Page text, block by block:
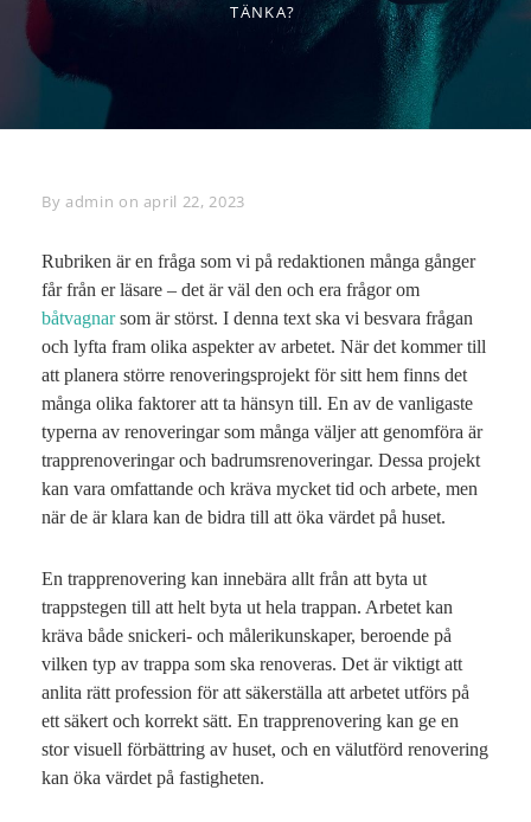
TÄNKA?
By Byline
admin on april 22, 2023
Rubriken är en fråga som vi på redaktionen många gånger
får från er läsare – det är väl den och era frågor om
båtvagnarsom är störst. I denna text ska vi besvara frågan
och lyfta fram olika aspekter av arbetet. När det kommer till
att planera större renoveringsprojekt för sitt hem finns det
många olika faktorer att ta hänsyn till. En av de vanligaste
typerna av renoveringar som många väljer att genomföra är
trapprenoveringar och badrumsrenoveringar. Dessa projekt
kan vara omfattande och kräva mycket tid och arbete, men
när de är klara kan de bidra till att öka värdet på huset.
En trapprenovering kan innebära allt från att byta ut
trappstegen till att helt byta ut hela trappan. Arbetet kan
kräva både snickeri- och målerikunskaper, beroende på
vilken typ av trappa som ska renoveras. Det är viktigt att
anlita rätt profession för att säkerställa att arbetet utförs på
ett säkert och korrekt sätt. En trapprenovering kan ge en
stor visuell förbättring av huset, och en välutförd renovering
kan öka värdet på fastigheten.